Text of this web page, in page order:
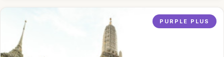
PURPLE PLUS